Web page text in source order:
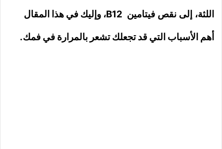
اللثة، إلى نقص فيتامين B12، وإليك في هذا المقال
أهم الأسباب التي قد تجعلك تشعر بالمرارة في فمك.